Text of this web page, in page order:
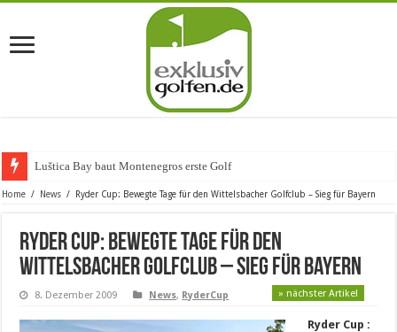
Luštica Bay baut Montenegros erste Golf-Community
Home / News / Ryder Cup: Bewegte Tage für den Wittelsbacher Golfclub – Sieg für Bayern
Ryder Cup: Bewegte Tage für den
Wittelsbacher Golfclub – Sieg für Bayern
8. Dezember 2009 News, RyderCup » nächster Artikel
Ryder Cup :